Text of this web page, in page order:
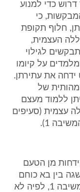
כדי למנוע
בסעיף 8), טענו המבקשות, כי
חלוף תקופת
העצמית,
לגילוי
על קיומו
את עתירתן.
של
ללמוד מעצם
עצמית (סעיפים
להידחות מן הטעם
בין בא כוחם
של המבקשות לבין באת כוחה של המשיבה 1, לפיה לא